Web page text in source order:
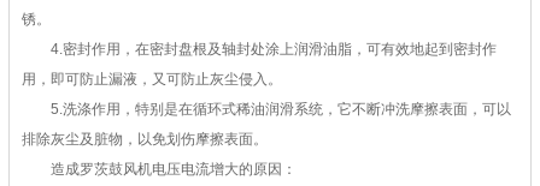
锈。
4.密封作用，在密封盘根及轴封处涂上润滑油脂，可有效地起到密封作
用，即可防止漏液，又可防止灰尘侵入。
5.洗涤作用，特别是在循环式稀油润滑系统，它不断冲洗摩擦表面，可以
排除灰尘及脏物，以免划伤摩擦表面。
造成罗茨鼓风机电压电流增大的原因：